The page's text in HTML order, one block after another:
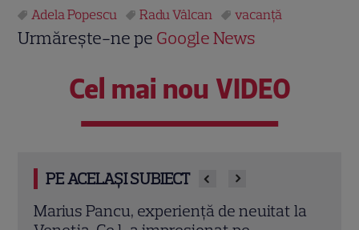
Adela Popescu Radu Vâlcan vacanţă
Urmărește-ne pe Google News
Cel mai nou VIDEO
PE ACELAȘI SUBIECT
Iubirea secretă a Adelei Popescu! Cine